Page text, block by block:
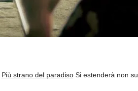
Più strano del paradisoSi estenderà non su